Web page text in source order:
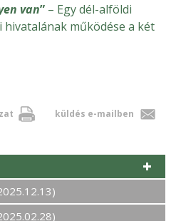
van” – Egy dél-alföldi
működése a két
küldés e-mailben